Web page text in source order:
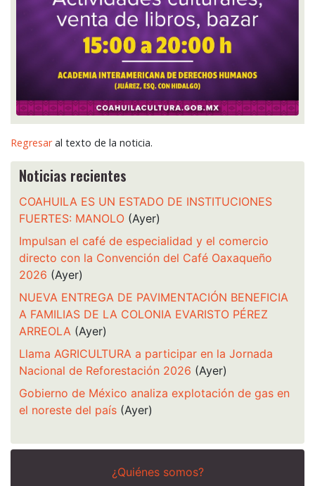
Regresaral texto de la noticia.
Noticias recientes
COAHUILA ES UN ESTADO DE INSTITUCIONES
FUERTES: MANOLO (Ayer)
Impulsan el café de especialidad y el comercio
directo con la Convención del Café Oaxaqueño
2026 (Ayer)
NUEVA ENTREGA DE PAVIMENTACIÓN BENEFICIA
A FAMILIAS DE LA COLONIA EVARISTO PÉREZ
ARREOLA (Ayer)
Llama AGRICULTURA a participar en la Jornada
Nacional de Reforestación 2026 (Ayer)
Gobierno de México analiza explotación de gas en
el noreste del país (Ayer)
¿Quiénes somos?